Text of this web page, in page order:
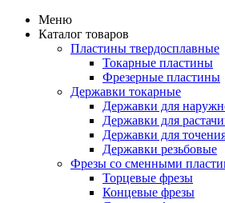
Меню
Каталог товаров
Пластины твердосплавные
Токарные пластины
Фрезерные пластины
Державки токарные
Державки для
Державки для
Державки для
Державки резьбовые
Фрезы со сменными
Торцевые фрезы
Концевые фрезы